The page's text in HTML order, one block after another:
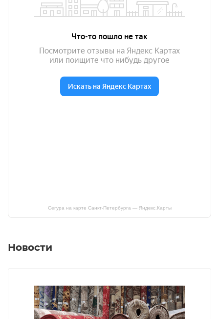
Сегура на карте Санкт‑Петербурга — Яндекс.Карты
Новости